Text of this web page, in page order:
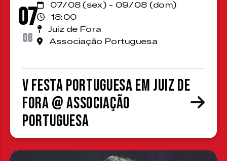
07
08
07/08 (sex) - 09/08 (dom)
18:00
Juiz de Fora
Associação Portuguesa
V Festa Portuguesa em Juiz de
Fora @ Associação
Portuguesa